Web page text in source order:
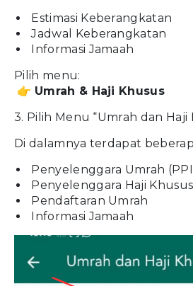
Estimasi Keberangkatan
Jadwal Keberangkatan
Informasi Jamaah
Pilih menu:
👉 Umrah & Haji Khusus
3. Pilih Menu “Umrah dan Haji
Di dalamnya terdapat
Penyelenggara Umrah
Penyelenggara Haji
Pendaftaran Umrah
Informasi Jamaah